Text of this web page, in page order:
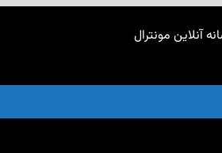
آنلاین مونترال